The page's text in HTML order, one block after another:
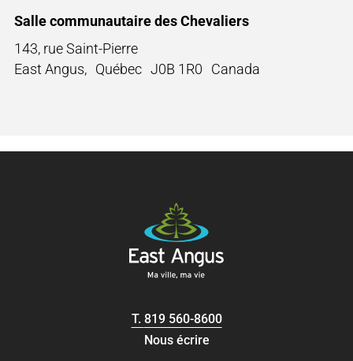
Salle communautaire des Chevaliers
143, rue Saint-Pierre
East Angus, Québec J0B 1R0 Canada
T. 819 560-8600
Nous écrire